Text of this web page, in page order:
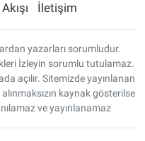
İletişim
yazarları sorumludur.
İzleyin sorumlu tutulamaz.
açılır. Sitemizde yayınlanan
kaynak gösterilse
ve yayınlanamaz